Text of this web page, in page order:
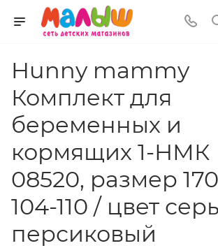
Hunny mammy
Комплект для
беременных и
кормящих 1-НМК
08520, размер
104-110 / цвет
персиковый